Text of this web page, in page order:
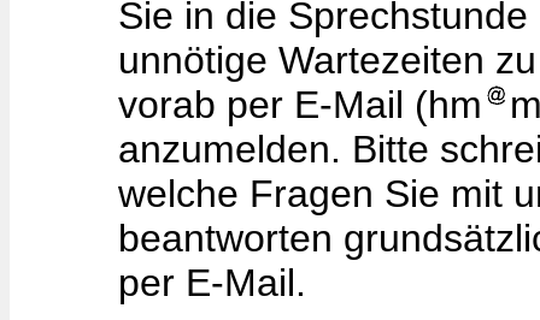
Sie in die
unnötige Wartezeiten
vorab per E-Mail (hm
anzumelden. Bitte
welche Fragen Sie mit
beantworten
per E-Mail.